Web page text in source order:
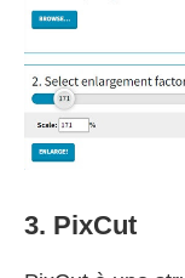
3. PixCut